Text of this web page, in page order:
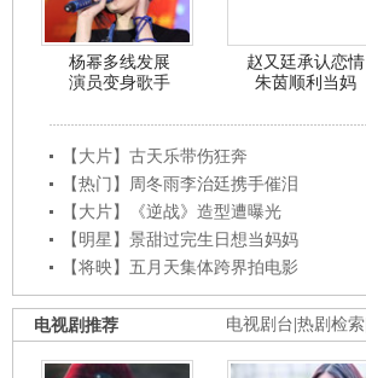
杨幂多线发展
演员变身歌手
赵又廷承认恋情
朱茵顺利当妈
【大片】古天乐带伤狂奔
【热门】周冬雨李治廷携手催泪
【大片】《逆战》造型遭曝光
【明星】景甜过完生日想当妈妈
【将映】五月天集体跨界拍电影
电视剧台 热剧检索
电视剧推荐